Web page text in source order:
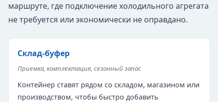
маршруте, где подключение холодильного агрегата
не требуется или экономически не оправдано.
Склад-буфер
Приемка, комплектация, сезонный запас
Контейнер ставят рядом со складом, магазином или
производством, чтобы быстро добавить